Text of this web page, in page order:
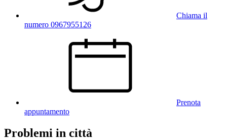
Chiama il
numero 0967955126
Prenota
appuntamento
Problemi in città